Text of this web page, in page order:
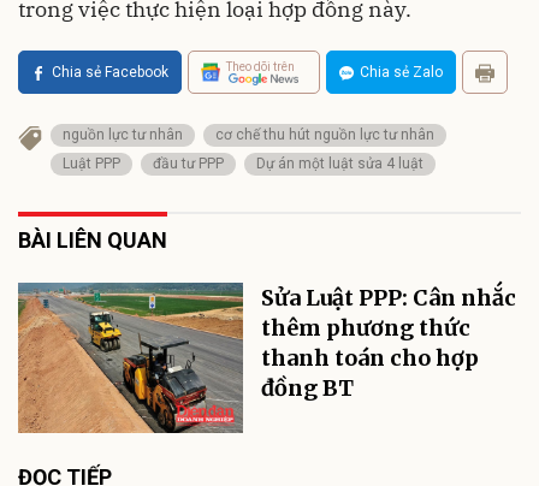
trong việc thực hiện loại hợp đồng này.
Chia sẻ Facebook Theo dõi trên Chia sẻ Zalo
nguồn lực tư nhân
cơ chế thu hút nguồn lực tư nhân
Luật PPP
đầu tư PPP Dự án một luật sửa 4 luật
BÀI LIÊN QUAN
Sửa Luật PPP: Cân nhắc
thêm phương thức
thanh toán cho hợp
đồng BT
ĐỌC TIẾP